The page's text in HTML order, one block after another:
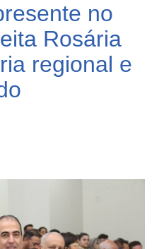
no
Rosária
regional e